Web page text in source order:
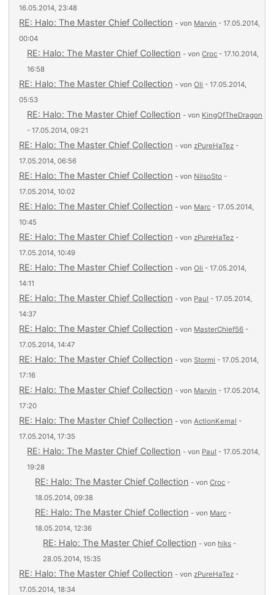
16.05.2014, 23:48
RE: Halo: The Master Chief Collection - von Marvin - 17.05.2014,
00:04
RE: Halo: The Master Chief Collection - vonCroc - 17.10.2014,
16:58
RE: Halo: The Master Chief Collection - vonOli - 17.05.2014,
05:53
RE: Halo: The Master Chief Collection - von KingOfTheDragon
- 17.05.2014, 09:21
RE: Halo: The Master Chief Collection - vonzPureHaTez -
17.05.2014, 06:56
RE: Halo: The Master Chief Collection - von NilsoSto -
17.05.2014, 10:02
RE: Halo: The Master Chief Collection - von Marc - 17.05.2014,
10:45
RE: Halo: The Master Chief Collection - vonzPureHaTez -
17.05.2014, 10:49
RE: Halo: The Master Chief Collection - vonOli - 17.05.2014,
14:11
RE: Halo: The Master Chief Collection - von Paul - 17.05.2014,
14:37
RE: Halo: The Master Chief Collection - von MasterChief56 -
17.05.2014, 14:47
RE: Halo: The Master Chief Collection - vonStormi - 17.05.2014,
17:16
RE: Halo: The Master Chief Collection - von Marvin - 17.05.2014,
17:20
RE: Halo: The Master Chief Collection - vonActionKemal -
17.05.2014, 17:35
RE: Halo: The Master Chief Collection - von Paul - 17.05.2014,
19:28
RE: Halo: The Master Chief Collection - vonCroc -
18.05.2014, 09:38
RE: Halo: The Master Chief Collection - von Marc -
18.05.2014, 12:36
RE: Halo: The Master Chief Collection - von hiks -
28.05.2014, 15:35
RE: Halo: The Master Chief Collection - vonzPureHaTez -
17.05.2014, 18:34